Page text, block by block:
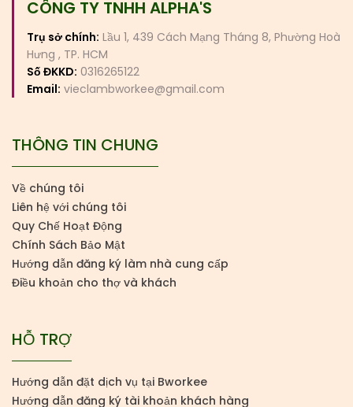
CÔNG TY TNHH ALPHA'S
Trụ sở chính: Lầu 1, 439 Cách Mạng Tháng 8, Phường Hoà
Hưng , TP. HCM
Số ĐKKD: 0316265122
Email: vieclambworkee@gmail.com
THÔNG TIN CHUNG
Về chúng tôi
Liên hệ với chúng tôi
Quy Chế Hoạt Động
Chính Sách Bảo Mật
Hướng dẫn đăng ký làm nhà cung cấp
Điều khoản cho thợ và khách
HỖ TRỢ
Hướng dẫn đặt dịch vụ tại Bworkee
Hướng dẫn đăng ký tài khoản khách hàng